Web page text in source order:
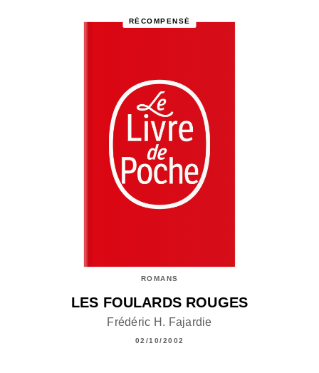
RÉCOMPENSÉ
ROMANS
LES FOULARDS ROUGES
Frédéric H. Fajardie
02/10/2002